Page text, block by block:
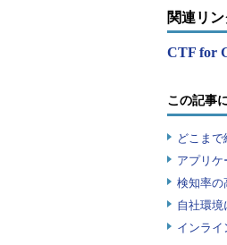
ツールを
関連リン
CTF for
この記事
どこま
アプリ
検知率の
自社環境
インライ